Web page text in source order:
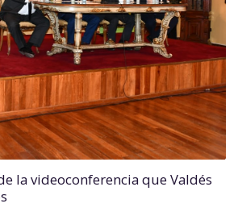
la videoconferencia que Valdés